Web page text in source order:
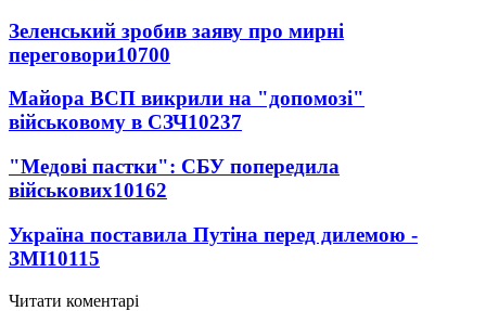
Зеленський зробив заяву про мирні
переговори10700
Майора ВСП викрили на "допомозі"
військовому в СЗЧ10237
"Медові пастки": СБУ попередила
військових10162
Україна поставила Путіна перед дилемою -
ЗМІ10115
Читати коментарі